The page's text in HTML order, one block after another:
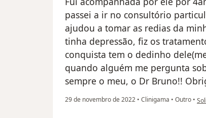
passei a ir no consultório
ajudou a tomar as redias da
tinha depressão, fiz os
conquista tem o dedinho
quando alguém me pergunta
sempre o meu, o Dr Bruno!!
29 de novembro de 2022 • Clinigama • Outro • na